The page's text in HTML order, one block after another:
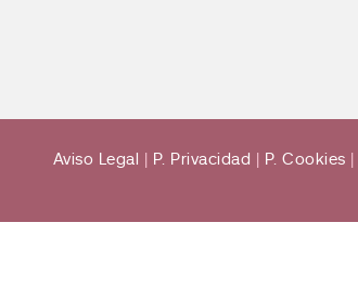
Aviso Legal | P. Privacidad | P. Cookies |